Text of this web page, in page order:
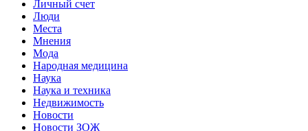
Личный счет
Люди
Места
Мнения
Мода
Народная медицина
Наука
Наука и техника
Недвижимость
Новости
Новости ЗОЖ